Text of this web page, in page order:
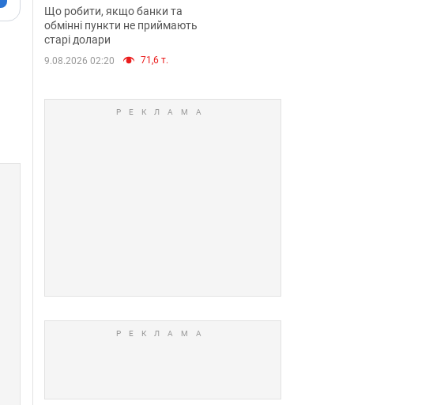
та банки такі купюри
Що робити, якщо банки та
обмінні пункти не приймають
старі долари
9.08.2026 02:20 71,6 т.